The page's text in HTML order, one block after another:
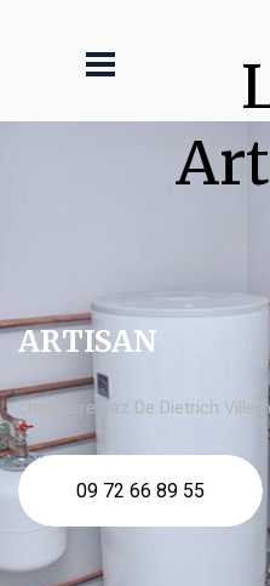
ARTISAN
chaudière gaz De Dietrich
09 72 66 89 55